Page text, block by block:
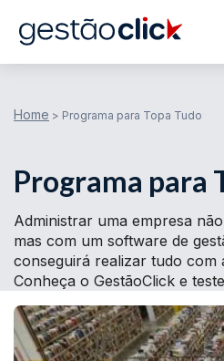
Home > Programa para Topa Tudo
Programa para
Administrar uma empresa
mas com um software de
conseguirá realizar tudo com
Conheça o GestãoClick e